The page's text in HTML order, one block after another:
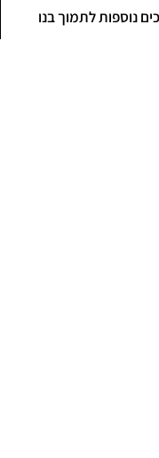
נוספות לתמוך בנו